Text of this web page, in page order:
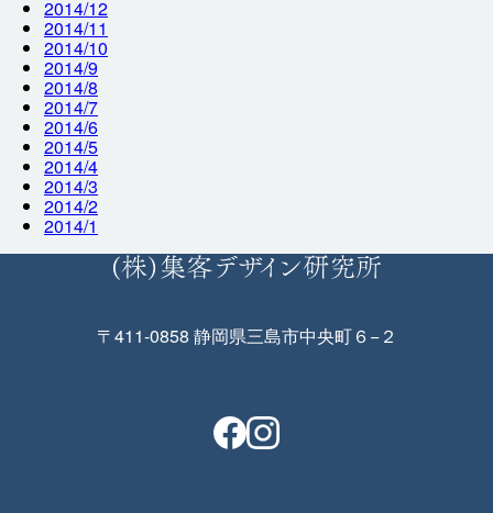
2014/12
2014/11
2014/10
2014/9
2014/8
2014/7
2014/6
2014/5
2014/4
2014/3
2014/2
2014/1
〒411-0858 静岡県三島市中央町６−２